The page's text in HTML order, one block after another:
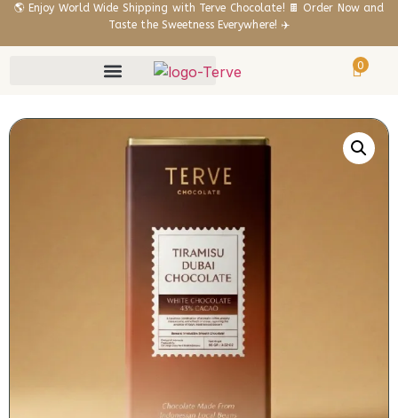
🌎 Enjoy World Wide Shipping with Terve Chocolate! 🍫 Order Now and
Taste the Sweetness Everywhere! ✈️
0